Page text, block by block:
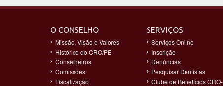
O CONSELHO
Missão, Visão e Valores
Histórico do CRO/PE
Conselheiros
Comissões
Fiscalização
SERVIÇOS
Serviços Online
Inscrição
Denúncias
Pesquisar Dentistas
Clube de Benefícios CRO-